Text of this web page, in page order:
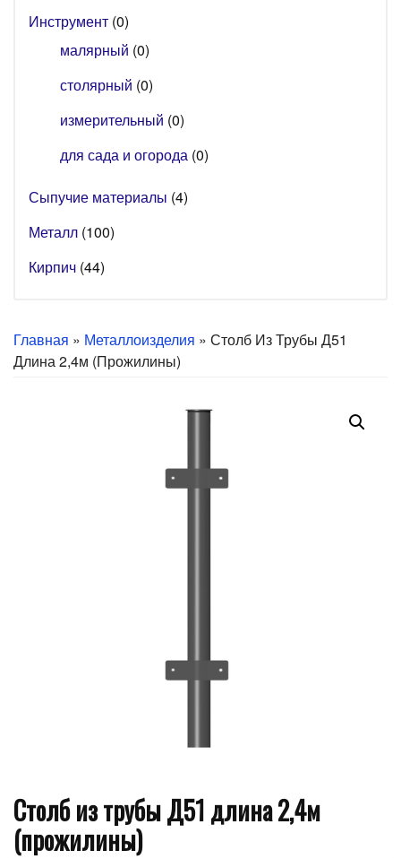
Инструмент (0)
малярный (0)
столярный (0)
измерительный (0)
для сада и огорода (0)
Сыпучие материалы (4)
Металл (100)
Кирпич (44)
Главная » Металлоизделия » Столб Из Трубы Д51
Длина 2,4м (прожилины)
Столб из трубы Д51 длина 2,4м
(прожилины)